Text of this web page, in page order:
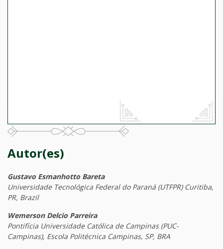
Autor(es)
Gustavo Esmanhotto Bareta
Universidade Tecnológica Federal do Paraná (UTFPR) Curitiba,
PR, Brazil
Wemerson Delcio Parreira
Pontifícia Universidade Católica de Campinas (PUC-
Campinas), Escola Politécnica Campinas, SP, BRA